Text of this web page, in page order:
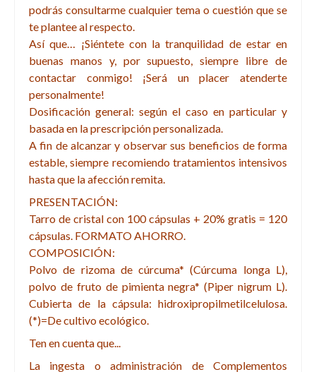
podrás consultarme cualquier tema o cuestión que se
te plantee al respecto.
Así que… ¡Siéntete con la tranquilidad de estar en
buenas manos y, por supuesto, siempre libre de
contactar conmigo! ¡Será un placer atenderte
personalmente!
Dosificación general: según el caso en particular y
basada en la prescripción personalizada.
A fin de alcanzar y observar sus beneficios de forma
estable, siempre recomiendo tratamientos intensivos
hasta que la afección remita.
PRESENTACIÓN:
Tarro de cristal con 100 cápsulas + 20% gratis = 120
cápsulas. FORMATO AHORRO.
COMPOSICIÓN:
Polvo de rizoma de cúrcuma* (Cúrcuma longa L),
polvo de fruto de pimienta negra* (Piper nigrum L).
Cubierta de la cápsula: hidroxipropilmetilcelulosa.
(*)=De cultivo ecológico.
Ten en cuenta que...
La ingesta o administración de Complementos